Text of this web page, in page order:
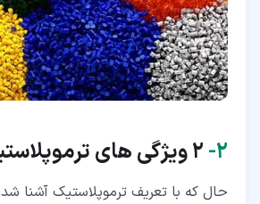
۲‏- ‎‎ 2 ویژگی های ترموپلاستیک ها
حال که با تعریف ترموپلاستیک آشنا